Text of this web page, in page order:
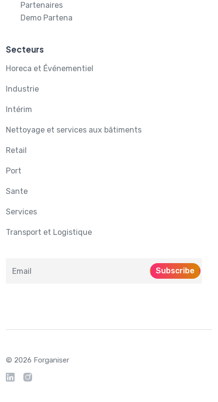
Partenaires
Demo Partena
Secteurs
Horeca et Événementiel
Industrie
Intérim
Nettoyage et services aux bâtiments
Retail
Port
Sante
Services
Transport et Logistique
Subscribe
© 2026 Forganiser